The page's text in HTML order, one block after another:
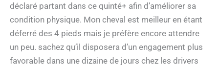
déclaré partant dans ce quinté+ afin d’améliorer sa
condition physique. Mon cheval est meilleur en étant
déferré des 4 pieds mais je préfère encore attendre
un peu. sachez qu’il disposera d’un engagement plus
favorable dans une dizaine de jours chez les drivers